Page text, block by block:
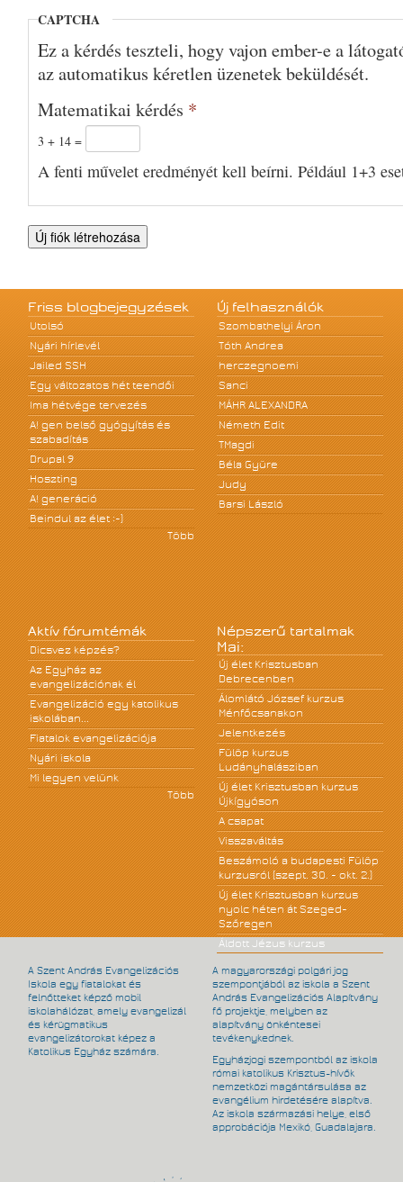
CAPTCHA
Ez a kérdés teszteli, hogy vajon ember-e a
az automatikus kéretlen üzenetek beküldését.
Matematikai kérdés *
3 + 14 =
A fenti művelet eredményét kell beírni. Például 1+3
Friss blogbejegyzések
Utolsó
Nyári hírlevél
Jailed SSH
Egy változatos hét teendői
Ima hétvége tervezés
A! gen belső gyógyítás és
szabadítás
Drupal 9
Hoszting
A! generáció
Beindul az élet :-)
Több
Új felhasználók
Szombathelyi Áron
Tóth Andrea
herczegnoemi
Sanci
MÁHR ALEXANDRA
Németh Edit
TMagdi
Béla Gyüre
Judy
Barsi László
Aktív fórumtémák
Dicsvez képzés?
Az Egyház az
evangelizációnak él
Evangelizáció egy katolikus
iskolában...
Fiatalok evangelizációja
Nyári iskola
Mi legyen velünk
Több
Népszerű tartalmak
Mai:
Új élet Krisztusban
Debrecenben
Álomlátó József kurzus
Ménfőcsanakon
Jelentkezés
Fülöp kurzus
Ludányhalásziban
Új élet Krisztusban kurzus
Újkígyóson
A csapat
Visszaváltás
Beszámoló a budapesti Fülöp
kurzusról (szept. 30. - okt. 2.)
Új élet Krisztusban kurzus
nyolc héten át Szeged-
Szőregen
Áldott Jézus kurzus
A Szent András Evangelizációs
Iskola egy fiatalokat és
felnőtteket képző mobil
iskolahálózat, amely evangelizál
és kérügmatikus
evangelizátorokat képez a
Katolikus Egyház számára.
A magyarországi polgári jog
szempontjából az iskola a Szent
András Evangelizációs Alapítvány
fő projektje, melyben az
alapítvány önkéntesei
tevékenykednek.
Egyházjogi szempontból az iskola
római katolikus Krisztus-hívők
nemzetközi magántársulása az
evangélium hirdetésére alapítva.
Az iskola származási helye, első
approbációja Mexikó, Guadalajara.